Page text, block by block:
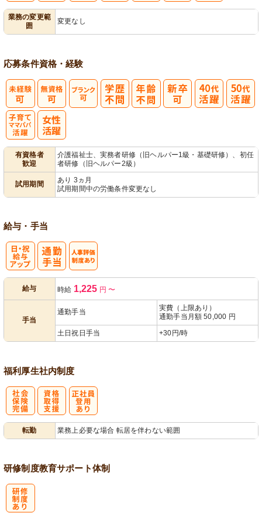
業務の変更範
囲
変更なし
応募条件資格・経験
有資格者
歓迎
介護福祉士、実務者研修（旧ヘルパー1級・基礎研修）、初任
者研修（旧ヘルパー2級）
試用期間
あり 3ヵ月
試用期間中の労働条件変更なし
給与・手当
給与 時給 1,225 円 〜
手当
通勤手当
実費（上限あり）
通勤手当月額 50,000 円
土日祝日手当
+30円/時
福利厚生社内制度
転勤 業務上必要な場合 転居を伴わない範囲
研修制度教育サポート体制